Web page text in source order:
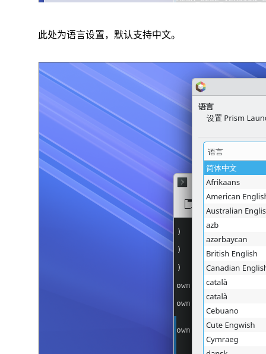
此处为语言设置，默认支持中文。